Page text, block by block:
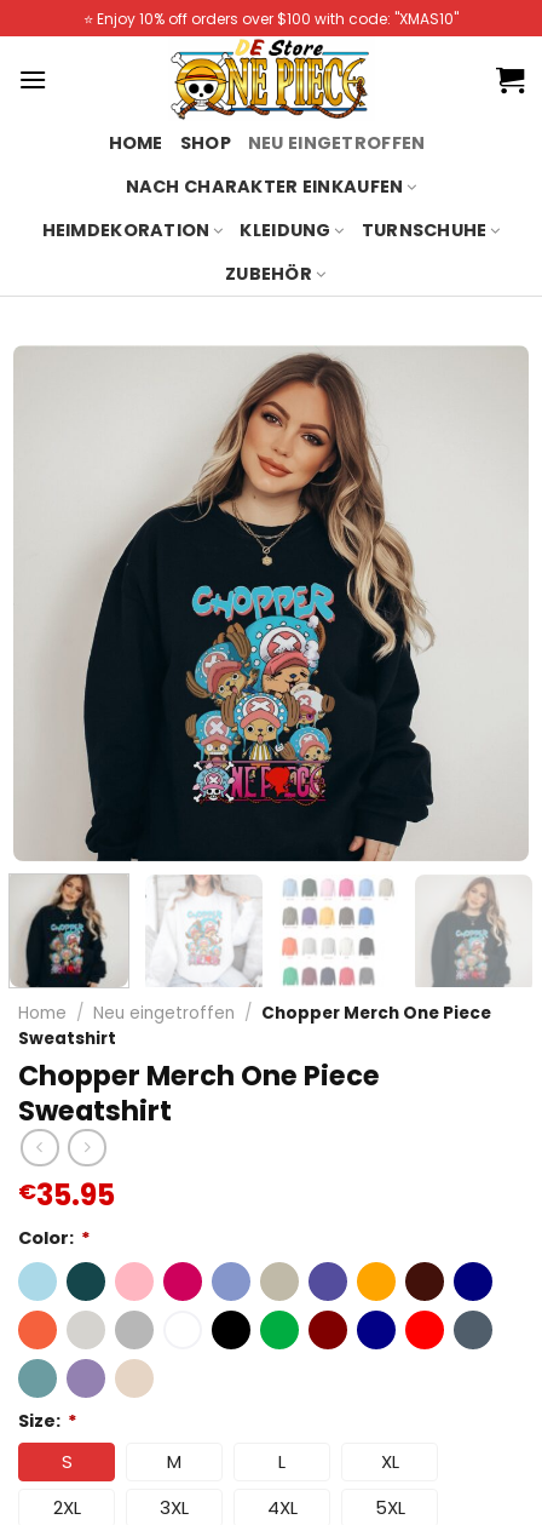
to
content
⭐️ Enjoy 10% off orders over $100 with code: "XMAS10"
HOME SHOP
NEU EINGETROFFEN
NACH CHARAKTER EINKAUFEN
HEIMDEKORATION
KLEIDUNG
TURNSCHUHE
ZUBEHÖR
Home / Neu eingetroffen / Chopper Merch One Piece
Sweatshirt
Chopper Merch One Piece
Sweatshirt
€35.95
Color: *
Size: *
S M L
XL
2XL
3XL 4XL 5XL